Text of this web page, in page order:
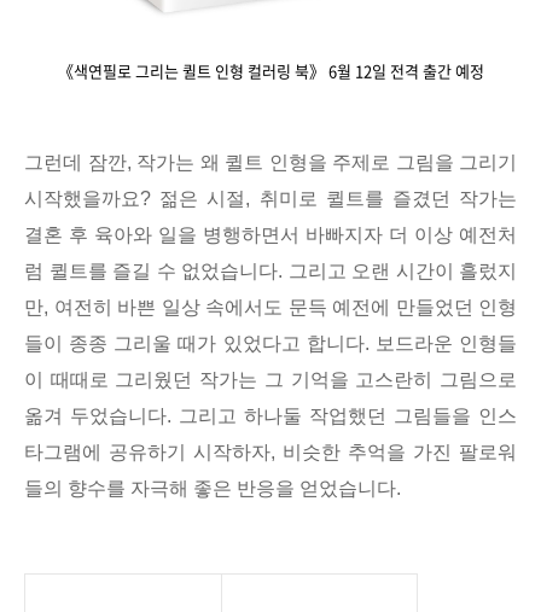
《색연필로 그리는 퀼트 인형 컬러링 북》 6월 12일 전격 출간 예정
그런데 잠깐, 작가는 왜 퀼트 인형을 주제로 그림을 그리기
시작했을까요? 젊은 시절, 취미로 퀼트를 즐겼던 작가는
결혼 후 육아와 일을 병행하면서 바빠지자 더 이상 예전처
럼 퀼트를 즐길 수 없었습니다. 그리고 오랜 시간이 흘렀지
만, 여전히 바쁜 일상 속에서도 문득 예전에 만들었던 인형
들이 종종 그리울 때가 있었다고 합니다. 보드라운 인형들
이 때때로 그리웠던 작가는 그 기억을 고스란히 그림으로
옮겨 두었습니다. 그리고 하나둘 작업했던 그림들을 인스
타그램에 공유하기 시작하자, 비슷한 추억을 가진 팔로워
들의 향수를 자극해 좋은 반응을 얻었습니다.